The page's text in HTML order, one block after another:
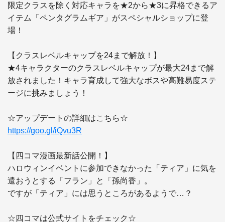
限定クラスを除く対応キャラを★2から★3に昇格できるア
イテム「ペンタグラムギア」がスペシャルショップに登
場！
【クラスレベルキャップを24まで解放！】
★4キャラクターのクラスレベルキャップが最大24まで解
放されました！キャラ育成して強大なボスや高難易度ステ
ージに挑みましょう！
https://goo.gl/iQvu3R
【四コマ漫画最新話公開！】
ハロウィンイベントに参加できなかった「ティア」に気を
遣おうとする「フラン」と「孫尚香」。
ですが「ティア」には思うところがあるようで…？